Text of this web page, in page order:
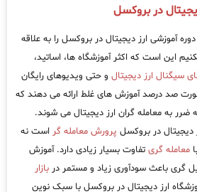
در بروکسل
آموزشی ارز دیجیتال در بروکسل را به علاقه
این است که اکثر آموزشگاه ها، اساتید،
سیگنال ارز دیجیتال و حتی ویدیوهای رایگان
صد درصد آموزش های غلط ارائه می دهند که
به معامله گران ارز دیجیتال می شوند.
دیجیتال در بروکسل پرورش معامله گر است نه
معامله گری تفاوت بسیار زیادی دارد. آموزش
گری باعث سودآوری زیاد و مستمر در بازار
ارز دیجیتال در بروکسل با سبک نوین